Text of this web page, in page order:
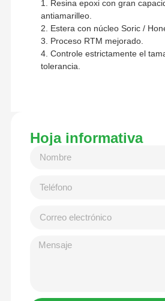
1. Resina epoxi con gran
antiamarilleo.
2. Estera con núcleo Soric /
3. Proceso RTM mejorado.
4. Controle estrictamente el
tolerancia.
Hoja informativa